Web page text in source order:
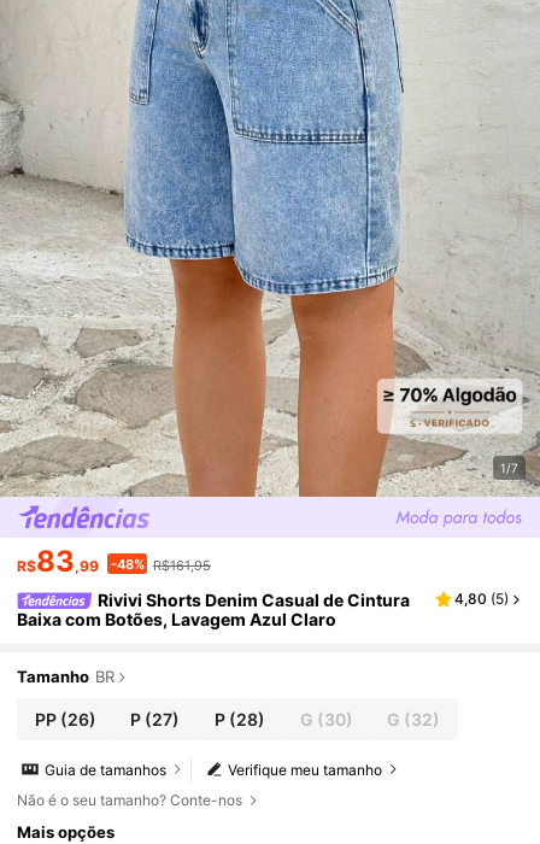
1/7
R$83,99 -48% R$161,95
Rivivi Shorts Denim Casual de Cintura
Baixa com Botões, Lavagem Azul Claro
4,80 (5)
Tamanho BR
PP(26) P (27) P(28) G (30) G (32)
Verifique meu tamanho
Guia de tamanhos
Não é o seu tamanho? Conte-nos
Mais opções